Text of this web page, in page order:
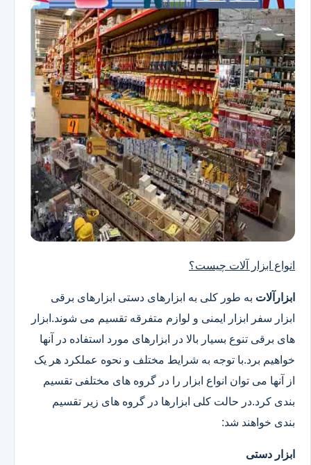
انواع ابزار آلات چیست؟
ابزارآلات به طور کلی به ابزارهای دستی ابزارهای برقی
ابزار سفر ابزار ایمنی و لوازم متفرقه تقسیم می شوند.ابزار
های برقی تنوع بسیار بالا در ابزارهای مورد استفاده در آنها
خواهیم برد.با توجه به شرایط مختلف و نحوه عملکرد هر یک
از آنها می توان انواع ابزار را در گروه های مختلفی تقسیم
بندی کرد.در حالت کلی ابزارها در گروه های زیر تقسیم
بندی خواهند شد:
ابزار دستی